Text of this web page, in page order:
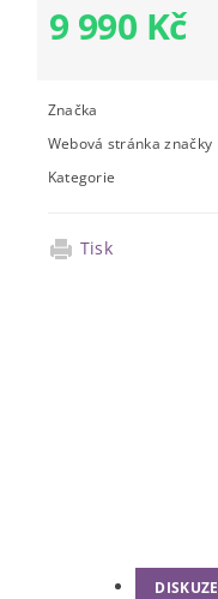
9 990 Kč
Značka
Webová stránka značky
Kategorie
Tisk
DISKUZE